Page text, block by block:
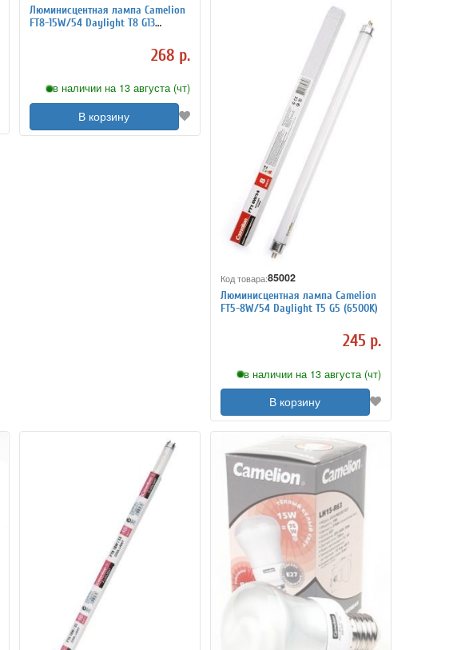
Люминисцентная лампа Camelion
FT8-15W/54 Daylight T8 G13
(6500K)
268 р.
в наличии на 13 августа (чт)
В корзину
Код товара:85002
Люминисцентная лампа Camelion
FT5-8W/54 Daylight T5 G5 (6500K)
245 р.
в наличии на 13 августа (чт)
В корзину